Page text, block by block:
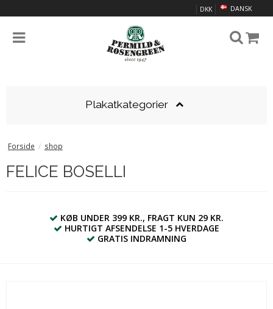
DANSK
DKK
Plakatkategorier
Forside / shop
FELICE BOSELLI
KØB UNDER 399 KR., FRAGT KUN 29 KR.
HURTIGT AFSENDELSE 1-5 HVERDAGE
GRATIS INDRAMNING